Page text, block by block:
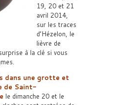
19, 20 et 21
avril 2014,
sur les traces
d’Hézelon, le
lièvre de
à la clé si vous
dans une grotte et
de Saint-
le dimanche 20 et le